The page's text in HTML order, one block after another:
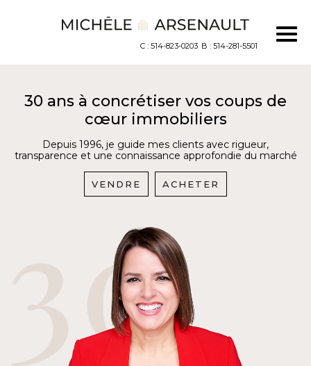
C : 514-823-0203 B : 514-281-5501
30 ans à concrétiser vos coups de
cœur immobiliers
Depuis 1996, je guide mes clients avec rigueur,
transparence et une connaissance approfondie du marché
VENDRE ACHETER